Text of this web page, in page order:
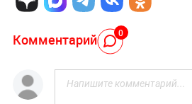
Комментарий 0